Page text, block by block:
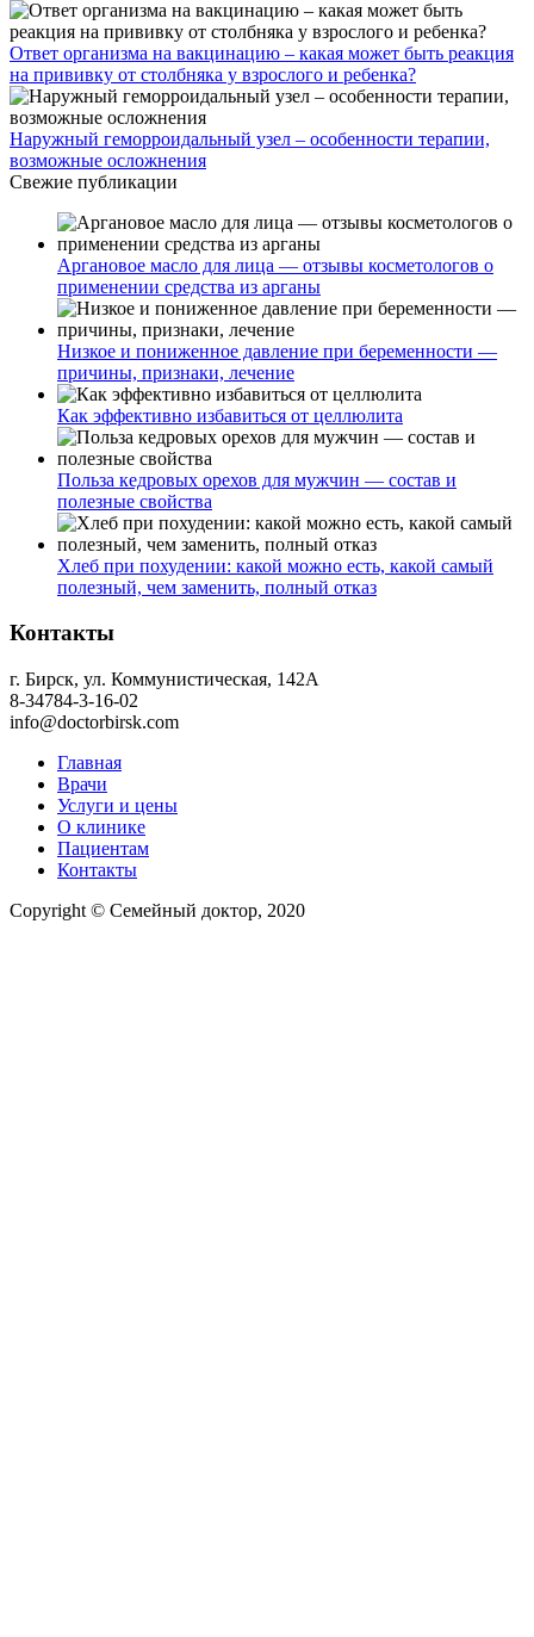
Ответ организма на вакцинацию – какая может быть реакция
на прививку от столбняка у взрослого и ребенка?
Наружный геморроидальный узел – особенности терапии,
возможные осложнения
Свежие публикации
Аргановое масло для лица — отзывы косметологов о
применении средства из арганы
Низкое и пониженное давление при беременности —
причины, признаки, лечение
Как эффективно избавиться от целлюлита
Польза кедровых орехов для мужчин — состав и
полезные свойства
Хлеб при похудении: какой можно есть, какой самый
полезный, чем заменить, полный отказ
Контакты
г. Бирск, ул. Коммунистическая, 142А
8-34784-3-16-02
info@doctorbirsk.com
Главная
Врачи
Услуги и цены
О клинике
Пациентам
Контакты
Copyright © Семейный доктор, 2020